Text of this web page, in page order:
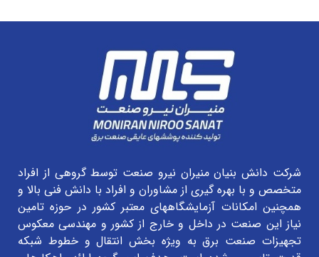
شرکت دانش بنیان منیران نیرو صنعت توسط گروهی از افراد
متخصص و با بهره گیری از مشاوران و افراد با دانش فنی بالا و
همچنین امکانات آزمایشگاههای معتبر کشور در حوزه تامین
نیاز این صنعت در داخل و خارج از کشور و مهندسی معکوس
تجهیزات صنعت برق به ویژه بخش انتقال و خطوط شبکه